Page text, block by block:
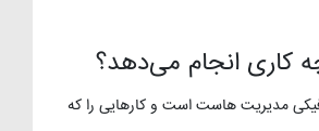
کاری انجام می‌دهد؟
مدیریت هاست است و کارهایی را که